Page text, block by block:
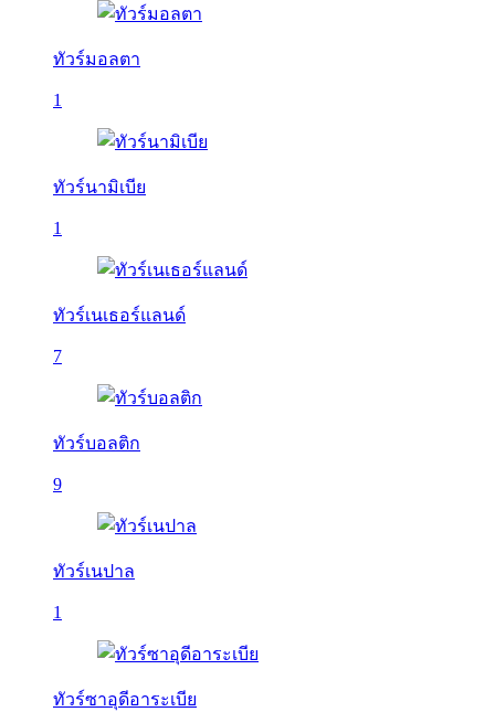
ทัวร์มอลตา
1
ทัวร์นามิเบีย
1
ทัวร์เนเธอร์แลนด์
7
ทัวร์บอลติก
9
ทัวร์เนปาล
1
ทัวร์ซาอุดีอาระเบีย